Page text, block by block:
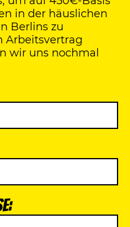
in der häuslichen
Berlins zu
Arbeitsvertrag
wir uns nochmal